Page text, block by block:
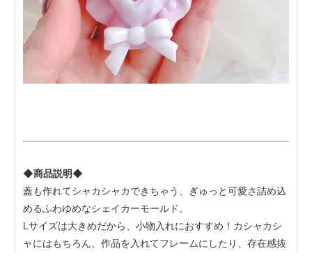
◆商品説明◆
蓋も作れてシャカシャカできちゃう、ぎゅっと可愛さ詰め込
めるふわゆめなシェイカーモールド。
Lサイズは大きめだから、小物入れにおすすめ！カシャカシ
ャにはもちろん、作品を入れてフレームにしたり、存在感抜